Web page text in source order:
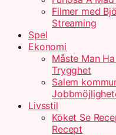
Filmer med
Streaming
Spel
Ekonomi
Måste Man
Trygghet
Salem
Livsstil
Köket Se
Recept